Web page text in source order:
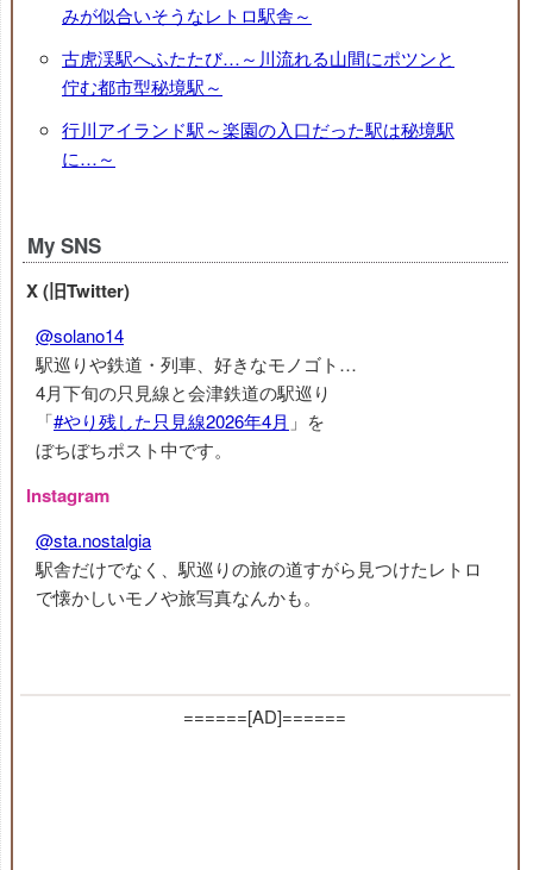
みが似合いそうなレトロ駅舎～
古虎渓駅へふたたび…～川流れる山間にポツンと
佇む都市型秘境駅～
行川アイランド駅～楽園の入口だった駅は秘境駅
に…～
My SNS
X (旧Twitter)
@solano14
駅巡りや鉄道・列車、好きなモノゴト…
4月下旬の只見線と会津鉄道の駅巡り
「#やり残した只見線2026年4月 」を
ぼちぼちポスト中です。
Instagram
@sta.nostalgia
駅舎だけでなく、駅巡りの旅の道すがら見つけたレトロ
で懐かしいモノや旅写真なんかも。
======[AD]======